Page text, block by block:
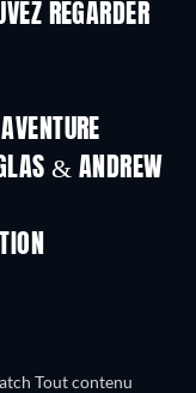
REGARDER
& ANDREW
Tout contenu